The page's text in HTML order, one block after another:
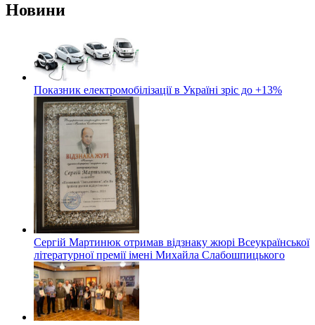
Новини
Показник електромобілізації в Україні зріс до +13%
Сергій Мартинюк отримав відзнаку жюрі Всеукраїнської
літературної премії імені Михайла Слабошпицького